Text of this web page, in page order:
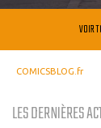
VOIR
COMICSBLOG.fr
LES DERNIÈRES